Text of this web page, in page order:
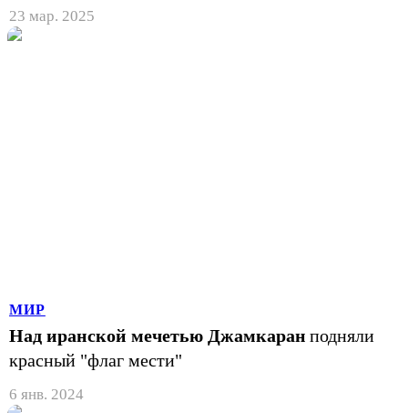
23 мар. 2025
МИР
Над иранской мечетью Джамкаран подняли
красный "флаг мести"
6 янв. 2024